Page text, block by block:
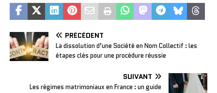
PRÉCÉDENT
La dissolution d’une Société en Nom Collectif : les
étapes clés pour une procédure réussie
SUIVANT
Les régimes matrimoniaux en France : un guide